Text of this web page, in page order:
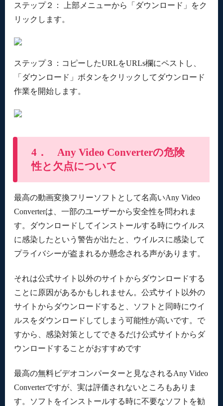
ステップ２： 上部メニューから「ダウンロード」をク
リックします。
ステップ３：コピーしたURLをURLs欄にペストし、
「ダウンロード」ボタンをクリックしてダウンロード
作業を開始します。
4． Any Video Converterの危険
性と欠点について
最高の動画変換フリーソフトとして名高いAny Video
Converterは、一部のユーザーから安全性を問われま
す。ダウンロードしてインストールする時にウイルス
に感染したという警告が出たと、ウイルスに感染して
プライバシーが盗まれるか懸念される声があります。
それは公式サイト以外のサイトからダウンロードする
ことに原因があるかもしれません。公式サイト以外の
サイトからダウンロードすると、ソフトと同時にウイ
ルスをダウンロードしてしまう可能性が高いです。で
すから、感染対策としてできるだけ公式サイトからダ
ウンロードすることがおすすめです
最高の無料ビデオコンパーターと見なされるAny Video
Converterですが、実は評価されないところもありま
す。ソフトをインストールする時に不要なソフトを勧